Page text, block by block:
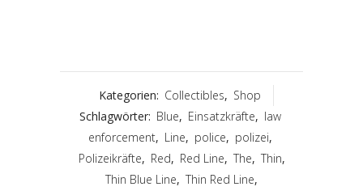
Kategorien: Collectibles, Shop
Schlagwörter: Blue, Einsatzkräfte, law
enforcement, Line, police, polizei,
Polizeikräfte, Red, Red Line, The, Thin,
Thin Blue Line, Thin Red Line,